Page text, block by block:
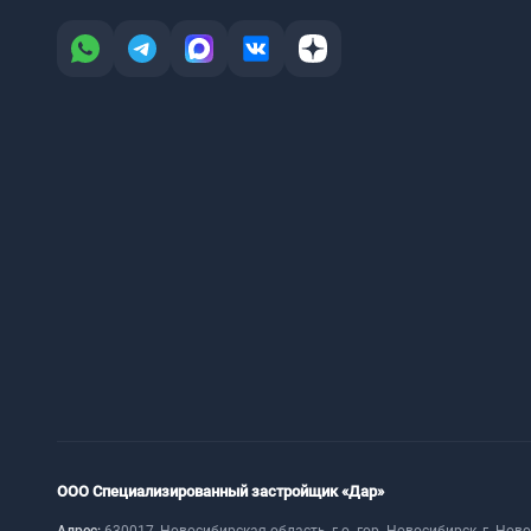
ООО Специализированный застройщик «Дар»